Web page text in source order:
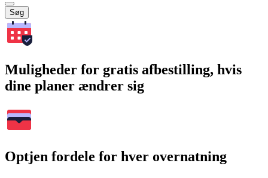
Søg
Muligheder for gratis afbestilling, hvis
dine planer ændrer sig
Optjen fordele for hver overnatning